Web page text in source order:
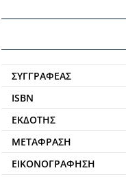
ΣΥΓΓΡΑΦΈΑΣ
ISBN
ΕΚΔΌΤΗΣ
ΜΕΤΆΦΡΑΣΗ
ΕΙΚΟΝΟΓΡΆΦΗΣΗ